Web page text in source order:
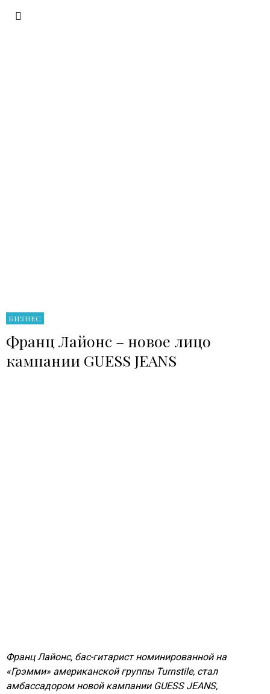
БИЗНЕС
Франц Лайонс – новое лицо
кампании GUESS JEANS
Франц Лайонс, бас-гитарист номинированной на
«Грэмми» американской группы Turnstile, стал
амбассадором новой кампании GUESS JEANS,